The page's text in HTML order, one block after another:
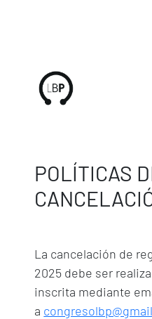
POLÍTICAS
La cancelación de
2025 debe ser
inscrita mediante
a